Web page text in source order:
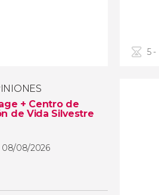
+ Centro de
de Vida Silvestre
08/08/2026
5 -